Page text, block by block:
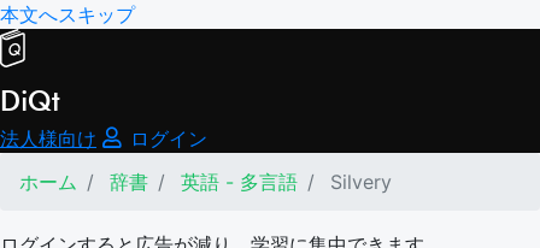
本文へスキップ
DiQt
法人様向け
ログイン
ホーム
辞書 英語 - 多言語 Silvery